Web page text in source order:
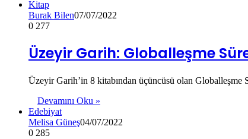
Kitap
Burak Bilen07/07/2022
0 277
Üzeyir Garih: Globalleşme
Üzeyir Garih’in 8 kitabından üçüncüsü olan Globalleşme
Devamını Oku »
Edebiyat
Melisa Güneş04/07/2022
0 285